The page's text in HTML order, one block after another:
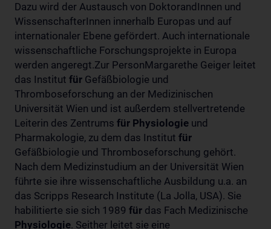
Dazu wird der Austausch von DoktorandInnen und
WissenschafterInnen innerhalb Europas und auf
internationaler Ebene gefördert. Auch internationale
wissenschaftliche Forschungsprojekte in Europa
werden angeregt.Zur PersonMargarethe Geiger leitet
das Institut für Gefäßbiologie und
Thromboseforschung an der Medizinischen
Universität Wien und ist außerdem stellvertretende
Leiterin des Zentrums für Physiologie und
Pharmakologie, zu dem das Institut für
Gefäßbiologie und Thromboseforschung gehört.
Nach dem Medizinstudium an der Universität Wien
führte sie ihre wissenschaftliche Ausbildung u.a. an
das Scripps Research Institute (La Jolla, USA). Sie
habilitierte sie sich 1989 für das Fach Medizinische
Physiologie. Seither leitet sie eine